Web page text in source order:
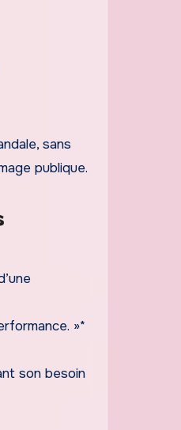
sans
publique.
»*
son besoin